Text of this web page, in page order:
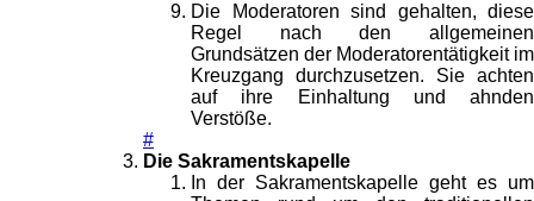
Die Moderatoren sind gehalten, diese
Regel nach den allgemeinen
Grundsätzen der Moderatorentätigkeit im
Kreuzgang durchzusetzen. Sie achten
auf ihre Einhaltung und ahnden
Verstöße.
#
Die Sakramentskapelle
In der Sakramentskapelle geht es um